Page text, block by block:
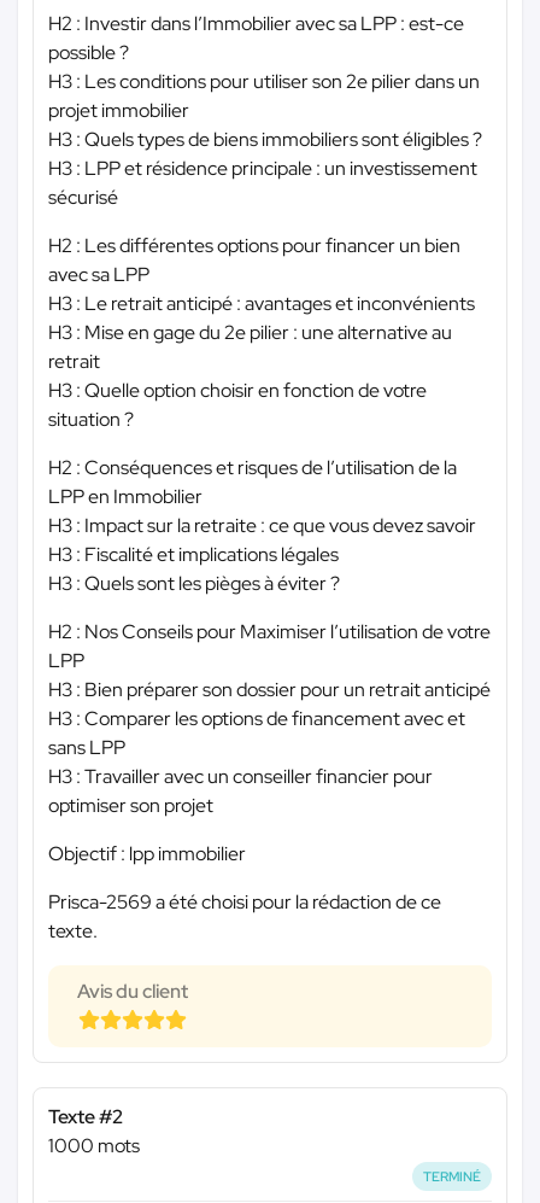
H2 : Investir dans l’Immobilier avec sa LPP : est-ce
possible ?
H3 : Les conditions pour utiliser son 2e pilier dans un
projet immobilier
H3 : Quels types de biens immobiliers sont éligibles ?
H3 : LPP et résidence principale : un investissement
sécurisé
H2 : Les différentes options pour financer un bien
avec sa LPP
H3 : Le retrait anticipé : avantages et inconvénients
H3 : Mise en gage du 2e pilier : une alternative au
retrait
H3 : Quelle option choisir en fonction de votre
situation ?
H2 : Conséquences et risques de l’utilisation de la
LPP en Immobilier
H3 : Impact sur la retraite : ce que vous devez savoir
H3 : Fiscalité et implications légales
H3 : Quels sont les pièges à éviter ?
H2 : Nos Conseils pour Maximiser l’utilisation de votre
LPP
H3 : Bien préparer son dossier pour un retrait anticipé
H3 : Comparer les options de financement avec et
sans LPP
H3 : Travailler avec un conseiller financier pour
optimiser son projet
Objectif : lpp immobilier
Prisca-2569 a été choisi pour la rédaction de ce
texte.
Avis du client
Texte #2
1000 mots
TERMINÉ